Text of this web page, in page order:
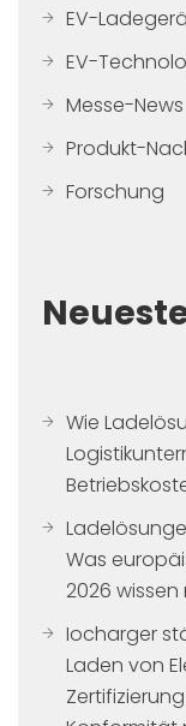
EV-
EV-
Messe-News
Produkt-
Forschung
Wie
Was
2026 wissen
Iocharger
Laden von